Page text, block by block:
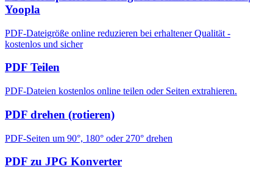
Yoopla
PDF-Dateigröße online reduzieren bei erhaltener Qualität -
kostenlos und sicher
PDF Teilen
PDF-Dateien kostenlos online teilen oder Seiten extrahieren.
PDF drehen (rotieren)
PDF-Seiten um 90°, 180° oder 270° drehen
PDF zu JPG Konverter